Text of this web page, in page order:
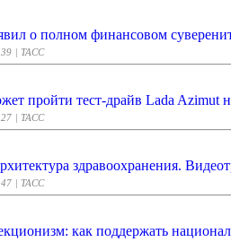
о полном финансовом
| ТАСС
пройти тест-драйв Lada
| ТАСС
здравоохранения.
| ТАСС
как поддержать